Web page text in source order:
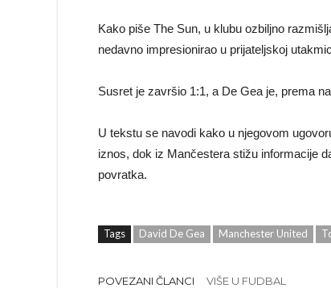
Kako piše The Sun, u klubu ozbiljno
nedavno impresionirao u prijateljskoj
Susret je završio 1:1, a De Gea je, prema
U tekstu se navodi kako u njegovom
iznos, dok iz Mančestera stižu informacije
povratka.
Tags David De Gea Manchester United
POVEZANI ČLANCI VIŠE U FUDBAL